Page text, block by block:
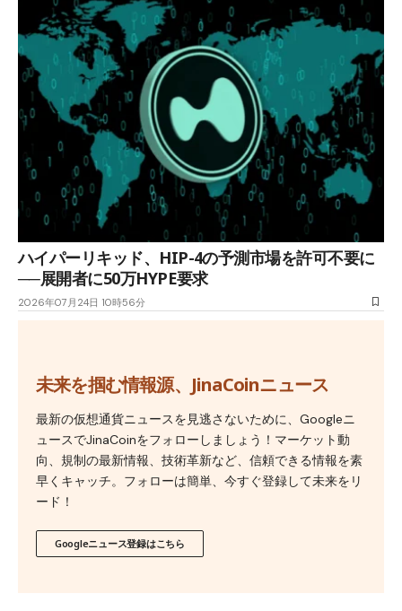
ハイパーリキッド、HIP-4の予測市場を許可不要に
──展開者に50万HYPE要求
2026年07月24日 10時56分
未来を掴む情報源、JinaCoinニュース
最新の仮想通貨ニュースを見逃さないために、Googleニ
ュースでJinaCoinをフォローしましょう！マーケット動
向、規制の最新情報、技術革新など、信頼できる情報を素
早くキャッチ。フォローは簡単、今すぐ登録して未来をリ
ード！
Googleニュース登録はこちら